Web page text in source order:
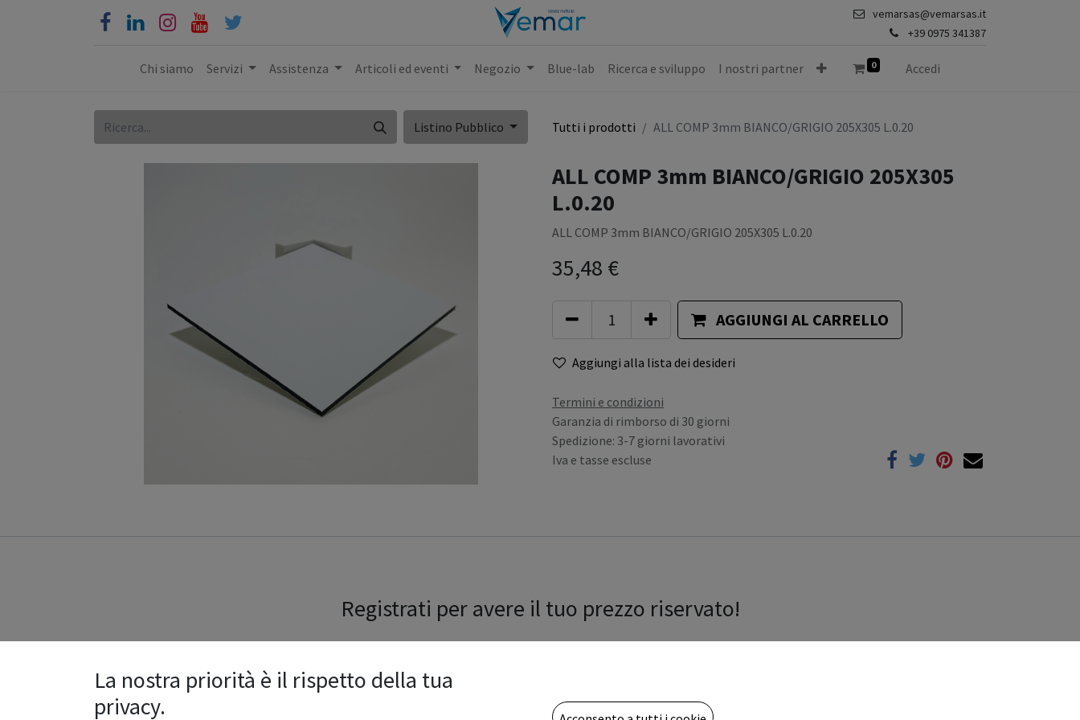
vemarsas@vemarsas.it
+39 0975 341387
Chi siamo Servizi Assistenza Articoli ed eventi Negozio Blue-lab Ricerca e sviluppo I nostri partner 0 Accedi
Listino Pubblico Tutti i prodotti ALL COMP 3mm BIANCO/GRIGIO 205X305 L.0.20
ALL COMP 3mm BIANCO/GRIGIO 205X305
L.0.20
ALL COMP 3mm BIANCO/GRIGIO 205X305 L.0.20
35,48 €
AGGIUNGI AL CARRELLO
Aggiungi alla lista dei desideri
Termini e condizioni
Garanzia di rimborso di 30 giorni
Spedizione: 3-7 giorni lavorativi
Iva e tasse escluse
Registrati per avere il tuo prezzo riservato!
Ragione sociale
La nostra priorità è il rispetto della tua
privacy.